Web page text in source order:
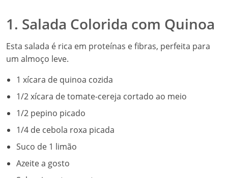
1. Salada Colorida com Quinoa
Esta salada é rica em proteínas e fibras, perfeita para
um almoço leve.
1 xícara de quinoa cozida
1/2 xícara de tomate-cereja cortado ao meio
1/2 pepino picado
1/4 de cebola roxa picada
Suco de 1 limão
Azeite a gosto